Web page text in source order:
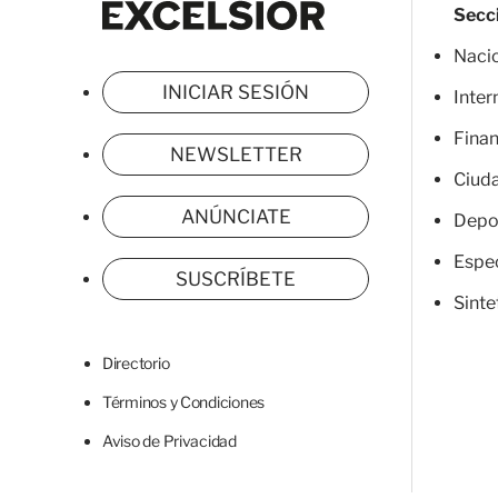
INICIAR SESIÓN
NEWSLETTER
ANÚNCIATE
SUSCRÍBETE
Directorio
Términos y Condiciones
Aviso de Privacidad